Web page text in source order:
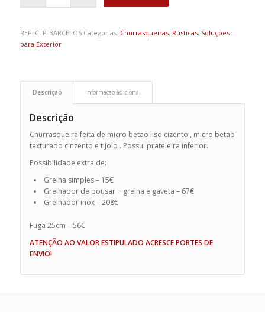
REF: CLP-BARCELOS Categorias: Churrasqueiras, Rústicas, Soluções
para Exterior
Descrição Informação adicional
Descrição
Churrasqueira feita de micro betão liso cizento , micro betão
texturado cinzento e tijolo . Possui prateleira inferior.
Possibilidade extra de:
Grelha simples – 15€
Grelhador de pousar + grelha e gaveta – 67€
Grelhador inox – 208€
Fuga 25cm – 56€
ATENÇÃO AO VALOR ESTIPULADO ACRESCE PORTES DE
ENVIO!